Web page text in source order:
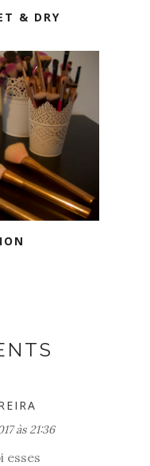
& DRY
às 21:36
esses